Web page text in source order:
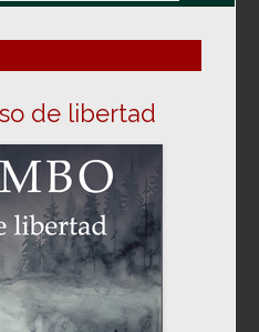
de libertad